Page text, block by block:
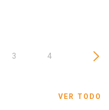
3 4
VER TODO